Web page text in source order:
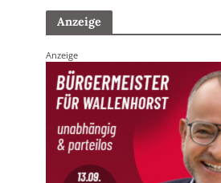
Anzeige
Anzeige